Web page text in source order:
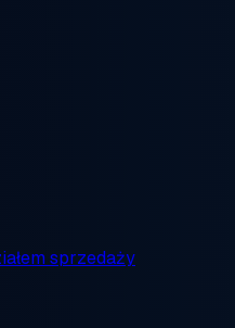
sprzedaży